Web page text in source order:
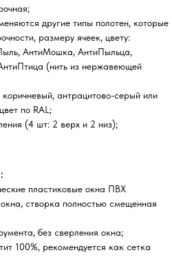
другие типы полотен, которые
размеру ячеек, цвету:
АнтиМошка, АнтиПыльца,
(нить из нержавеющей
антрацитово-серый или
по RAL;
(4 шт: 2 верх и 2 низ);
пластиковые окна ПВХ
створка полностью смещенная
без сверления окна;
100%, рекомендуется как сетка